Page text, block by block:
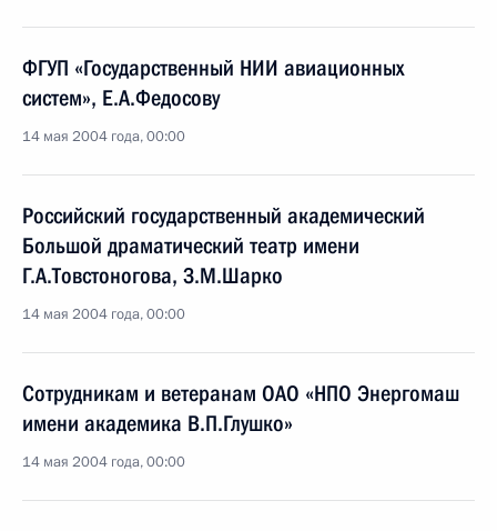
ФГУП «Государственный НИИ авиационных
систем», Е.А.Федосову
14 мая 2004 года, 00:00
Российский государственный академический
Большой драматический театр имени
Г.А.Товстоногова, З.М.Шарко
14 мая 2004 года, 00:00
Сотрудникам и ветеранам ОАО «НПО Энергомаш
имени академика В.П.Глушко»
14 мая 2004 года, 00:00